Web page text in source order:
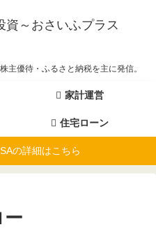
資～おさいふプラス
主優待・ふるさと納税を主に発信。
家計運営
住宅ローン
の詳細はこちら